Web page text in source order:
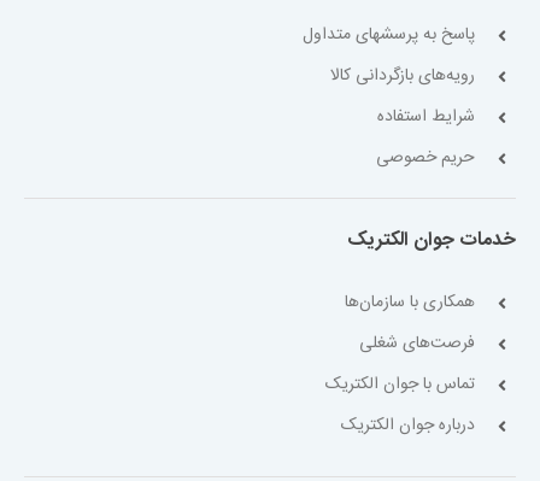
پاسخ به پرسشهای متداول
رویه‌های بازگردانی کالا
شرایط استفاده
حریم خصوصی
خدمات جوان الکتریک
همکاری با سازمان‌ها
فرصت‌های شغلی
تماس با جوان الکتریک
درباره جوان الکتریک